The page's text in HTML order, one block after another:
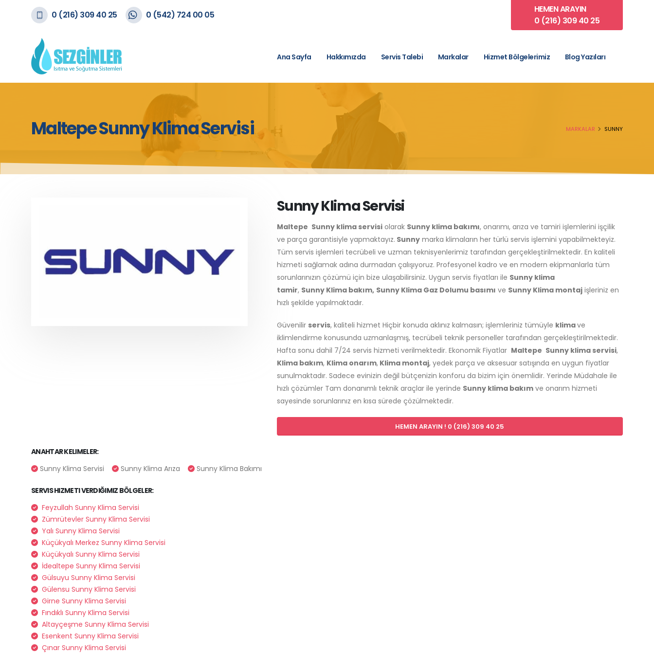
0 (216) 309 40 25 0 (542) 724 00 05
HEMEN ARAYIN
0 (216) 309 40 25
Ana Sayfa Hakkımızda Servis Talebi Markalar Hizmet Bölgelerimiz Blog Yazıları
Maltepe Sunny Klima Servisi MARKALAR SUNNY
Sunny Klima Servisi
Maltepe Sunny klima servisiolarak Sunny klima bakımı, onarımı, arıza ve tamiri işlemlerini işçilik
ve parça garantisiyle yapmaktayız. Sunnymarka klimaların her türlü servis işlemini yapabilmekteyiz.
Tüm servis işlemleri tecrübeli ve uzman teknisyenlerimiz tarafından gerçekleştirilmektedir. En kaliteli
hizmeti sağlamak adına durmadan çalışıyoruz. Profesyonel kadro ve en modern ekipmanlarla tüm
sorunlarınızın çözümü için bize ulaşabilirsiniz. Uygun servis fiyatları ile Sunny klima
tamir, Sunny Klima bakım, Sunny Klima Gaz Dolumu basımı ve Sunny Klima montajişleriniz en
hızlı şekilde yapılmaktadır.
Güvenilir servis, kaliteli hizmet Hiçbir konuda aklınız kalmasın; işlemleriniz tümüyle klimave
iklimlendirme konusunda uzmanlaşmış, tecrübeli teknik personeller tarafından gerçekleştirilmektedir.
Hafta sonu dahil 7/24 servis hizmeti verilmektedir. Ekonomik Fiyatlar Maltepe Sunny klima servisi,
Klima bakım, Klima onarım,Klima montaj, yedek parça ve aksesuar satışında en uygun fiyatlar
sunulmaktadır. Sadece evinizin değil bütçenizin konforu da bizim için önemlidir. Yerinde Müdahale ile
hızlı çözümler Tam donanımlı teknik araçlar ile yerinde Sunny klima bakımve onarım hizmeti
sayesinde sorunlarınız en kısa sürede çözülmektedir.
HEMEN ARAYIN ! 0 (216) 309 40 25
ANAHTAR KELIMELER:
Sunny Klima Servisi
Sunny Klima Arıza Sunny Klima Bakımı
SERVIS HIZMETI VERDIĞIMIZ BÖLGELER:
Feyzullah Sunny Klima Servisi
Zümrütevler Sunny Klima Servisi
Yalı Sunny Klima Servisi
Küçükyalı Merkez Sunny Klima Servisi
Küçükyalı Sunny Klima Servisi
İdealtepe Sunny Klima Servisi
Gülsuyu Sunny Klima Servisi
Gülensu Sunny Klima Servisi
Girne Sunny Klima Servisi
Fındıklı Sunny Klima Servisi
Altayçeşme Sunny Klima Servisi
Esenkent Sunny Klima Servisi
Çınar Sunny Klima Servisi